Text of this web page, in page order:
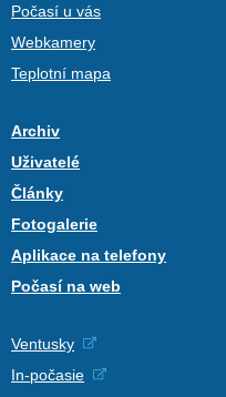
Počasí u vás
Webkamery
Teplotní mapa
Archiv
Uživatelé
Články
Fotogalerie
Aplikace na telefony
Počasí na web
Ventusky
In-počasie